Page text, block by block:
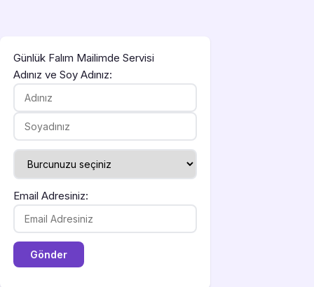
Günlük Falım Mailimde Servisi
Adınız ve Soy Adınız:
Email Adresiniz: